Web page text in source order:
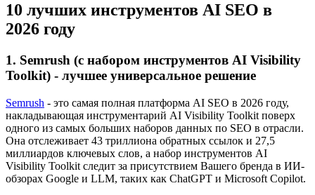
10 лучших инструментов AI SEO в
2026 году
1. Semrush (с набором инструментов AI Visibility
Toolkit) - лучшее универсальное решение
Semrush - это самая полная платформа AI SEO в 2026 году,
накладывающая инструментарий AI Visibility Toolkit поверх
одного из самых больших наборов данных по SEO в отрасли.
Она отслеживает 43 триллиона обратных ссылок и 27,5
миллиардов ключевых слов, а набор инструментов AI
Visibility Toolkit следит за присутствием Вашего бренда в ИИ-
обзорах Google и LLM, таких как ChatGPT и Microsoft Copilot.